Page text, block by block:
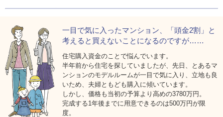
FP技能検定
個人会員の皆様へ
日本FP協会について
パーソナルファイナンス教育について
一目で気に入ったマンション、
「頭金2割」と
考えると 買えないことになるのですが……
住宅購入資金のことで悩んでいます。
半年前から住宅を探していましたが、先日、とあるマ
ンションのモデルルームが一目で気に入り、立地も良
いため、夫婦ともども購入に傾いています。
しかし、価格も当初の予算より高めの3780万円。
完成する1年後までに用意できるのは500万円が限
度。